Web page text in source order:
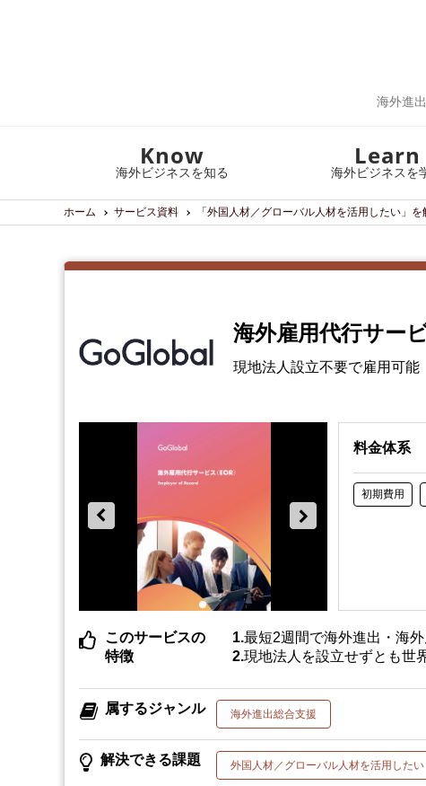
海外進
Know
海外ビジネスを知る
Learn
海外ビジネスを
ホーム サービス資料 「外国人材／グローバル人材を活用したい」
海外雇用代行サー
現地法人設立不要で雇用可能
料金体系
初期費用
このサービスの
特徴
最短2週間で海外進出・海
現地法人を設立せずとも世
属するジャンル 海外進出総合支援
解決できる課題 外国人材／グローバル人材を活用したい